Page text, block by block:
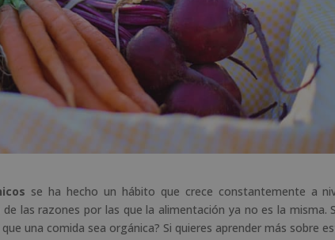
se ha hecho un hábito que crece constantemente a
las razones por las que la alimentación ya no es la misma.
una comida sea orgánica? Si quieres aprender más sobre